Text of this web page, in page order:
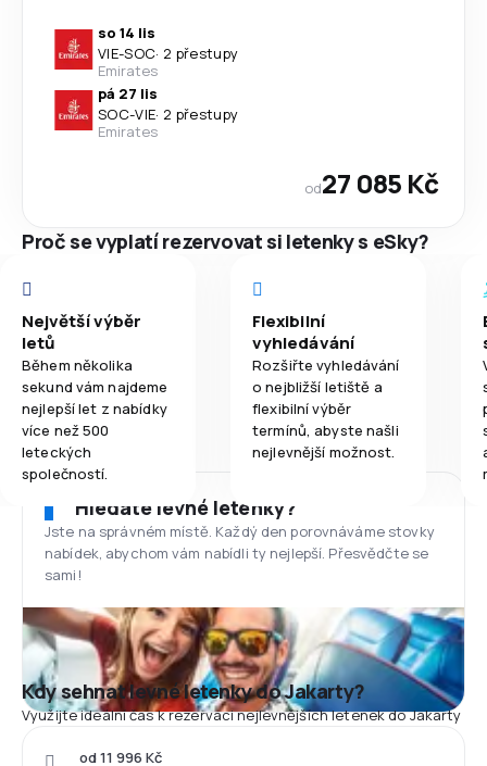
so 14 lis
VIE-SOC· 2 přestupy
Emirates
pá 27 lis
SOC-VIE· 2 přestupy
Emirates
od27 085 Kč
Proč se vyplatí rezervovat si letenky s eSky?
Největší výběr
letů
Během několika
sekund vám najdeme
nejlepší let z nabídky
více než 500
leteckých
společností.
Flexibilní
vyhledávání
Rozšiřte vyhledávání
o nejbližší letiště a
flexibilní výběr
termínů, abyste našli
nejlevnější možnost.
Hledáte levné letenky?
Jste na správném místě. Každý den porovnáváme stovky
nabídek, abychom vám nabídli ty nejlepší. Přesvědčte se
sami!
Kdy sehnat levné letenky do Jakarty?
Využijte ideální čas k rezervaci nejlevnějších letenek do Jakarty
od 11 996 Kč